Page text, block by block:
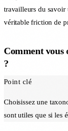
travailleurs du savoir
véritable friction de
Comment vous
?
Point clé
Choisissez une
sont utiles que si les